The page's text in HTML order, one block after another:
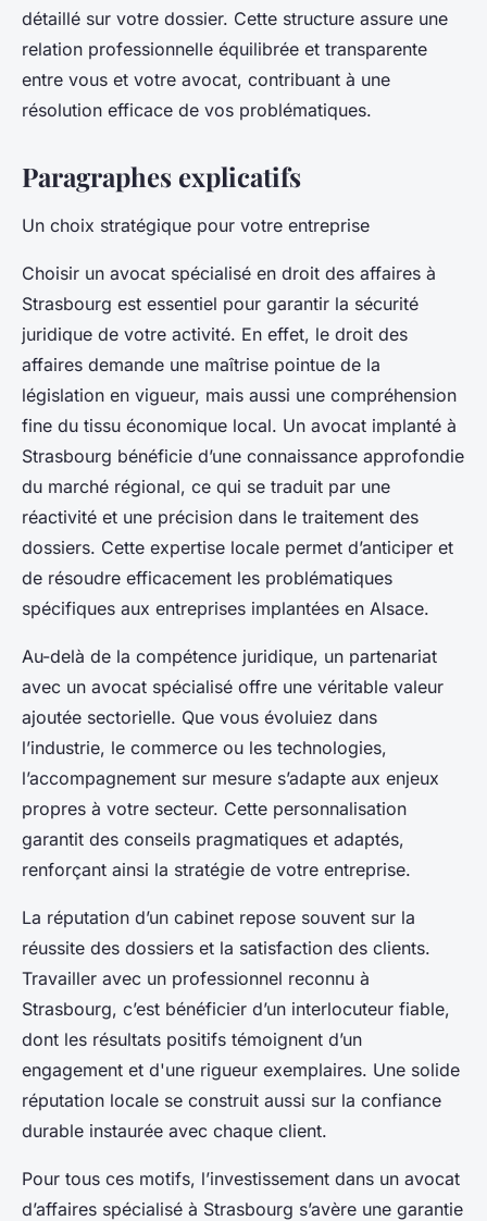
détaillé sur votre dossier. Cette structure assure une
relation professionnelle équilibrée et transparente
entre vous et votre avocat, contribuant à une
résolution efficace de vos problématiques.
Paragraphes explicatifs
Un choix stratégique pour votre entreprise
Choisir un avocat spécialisé en droit des affaires à
Strasbourg est essentiel pour garantir la sécurité
juridique de votre activité. En effet, le droit des
affaires demande une maîtrise pointue de la
législation en vigueur, mais aussi une compréhension
fine du tissu économique local. Un avocat implanté à
Strasbourg bénéficie d’une connaissance approfondie
du marché régional, ce qui se traduit par une
réactivité et une précision dans le traitement des
dossiers. Cette expertise locale permet d’anticiper et
de résoudre efficacement les problématiques
spécifiques aux entreprises implantées en Alsace.
Au-delà de la compétence juridique, un partenariat
avec un avocat spécialisé offre une véritable valeur
ajoutée sectorielle. Que vous évoluiez dans
l’industrie, le commerce ou les technologies,
l’accompagnement sur mesure s’adapte aux enjeux
propres à votre secteur. Cette personnalisation
garantit des conseils pragmatiques et adaptés,
renforçant ainsi la stratégie de votre entreprise.
La réputation d’un cabinet repose souvent sur la
réussite des dossiers et la satisfaction des clients.
Travailler avec un professionnel reconnu à
Strasbourg, c’est bénéficier d’un interlocuteur fiable,
dont les résultats positifs témoignent d’un
engagement et d'une rigueur exemplaires. Une solide
réputation locale se construit aussi sur la confiance
durable instaurée avec chaque client.
Pour tous ces motifs, l’investissement dans un avocat
d’affaires spécialisé à Strasbourg s’avère une garantie